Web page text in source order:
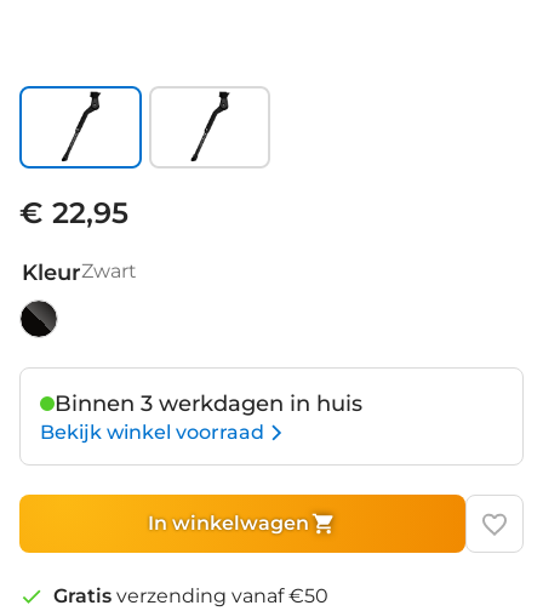
€ 22,95
KleurZwart
Binnen 3 werkdagen in huis
Bekijk winkel voorraad
In winkelwagen
Gratis verzending vanaf €50